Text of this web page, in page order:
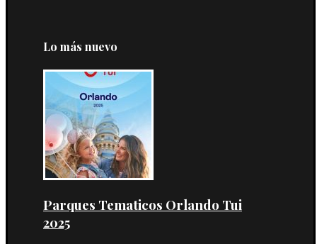
Lo más nuevo
Parques Tematicos Orlando Tui
2025